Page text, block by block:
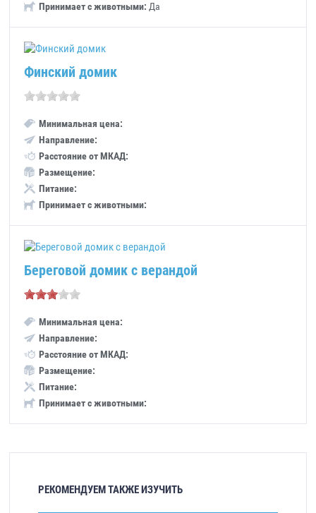
Принимает с животными: Да
Финский домик
Минимальная цена:
Направление:
Расстояние от МКАД:
Размещение:
Питание:
Принимает с животными:
Береговой домик с верандой
Минимальная цена:
Направление:
Расстояние от МКАД:
Размещение:
Питание:
Принимает с животными:
РЕКОМЕНДУЕМ ТАКЖЕ ИЗУЧИТЬ